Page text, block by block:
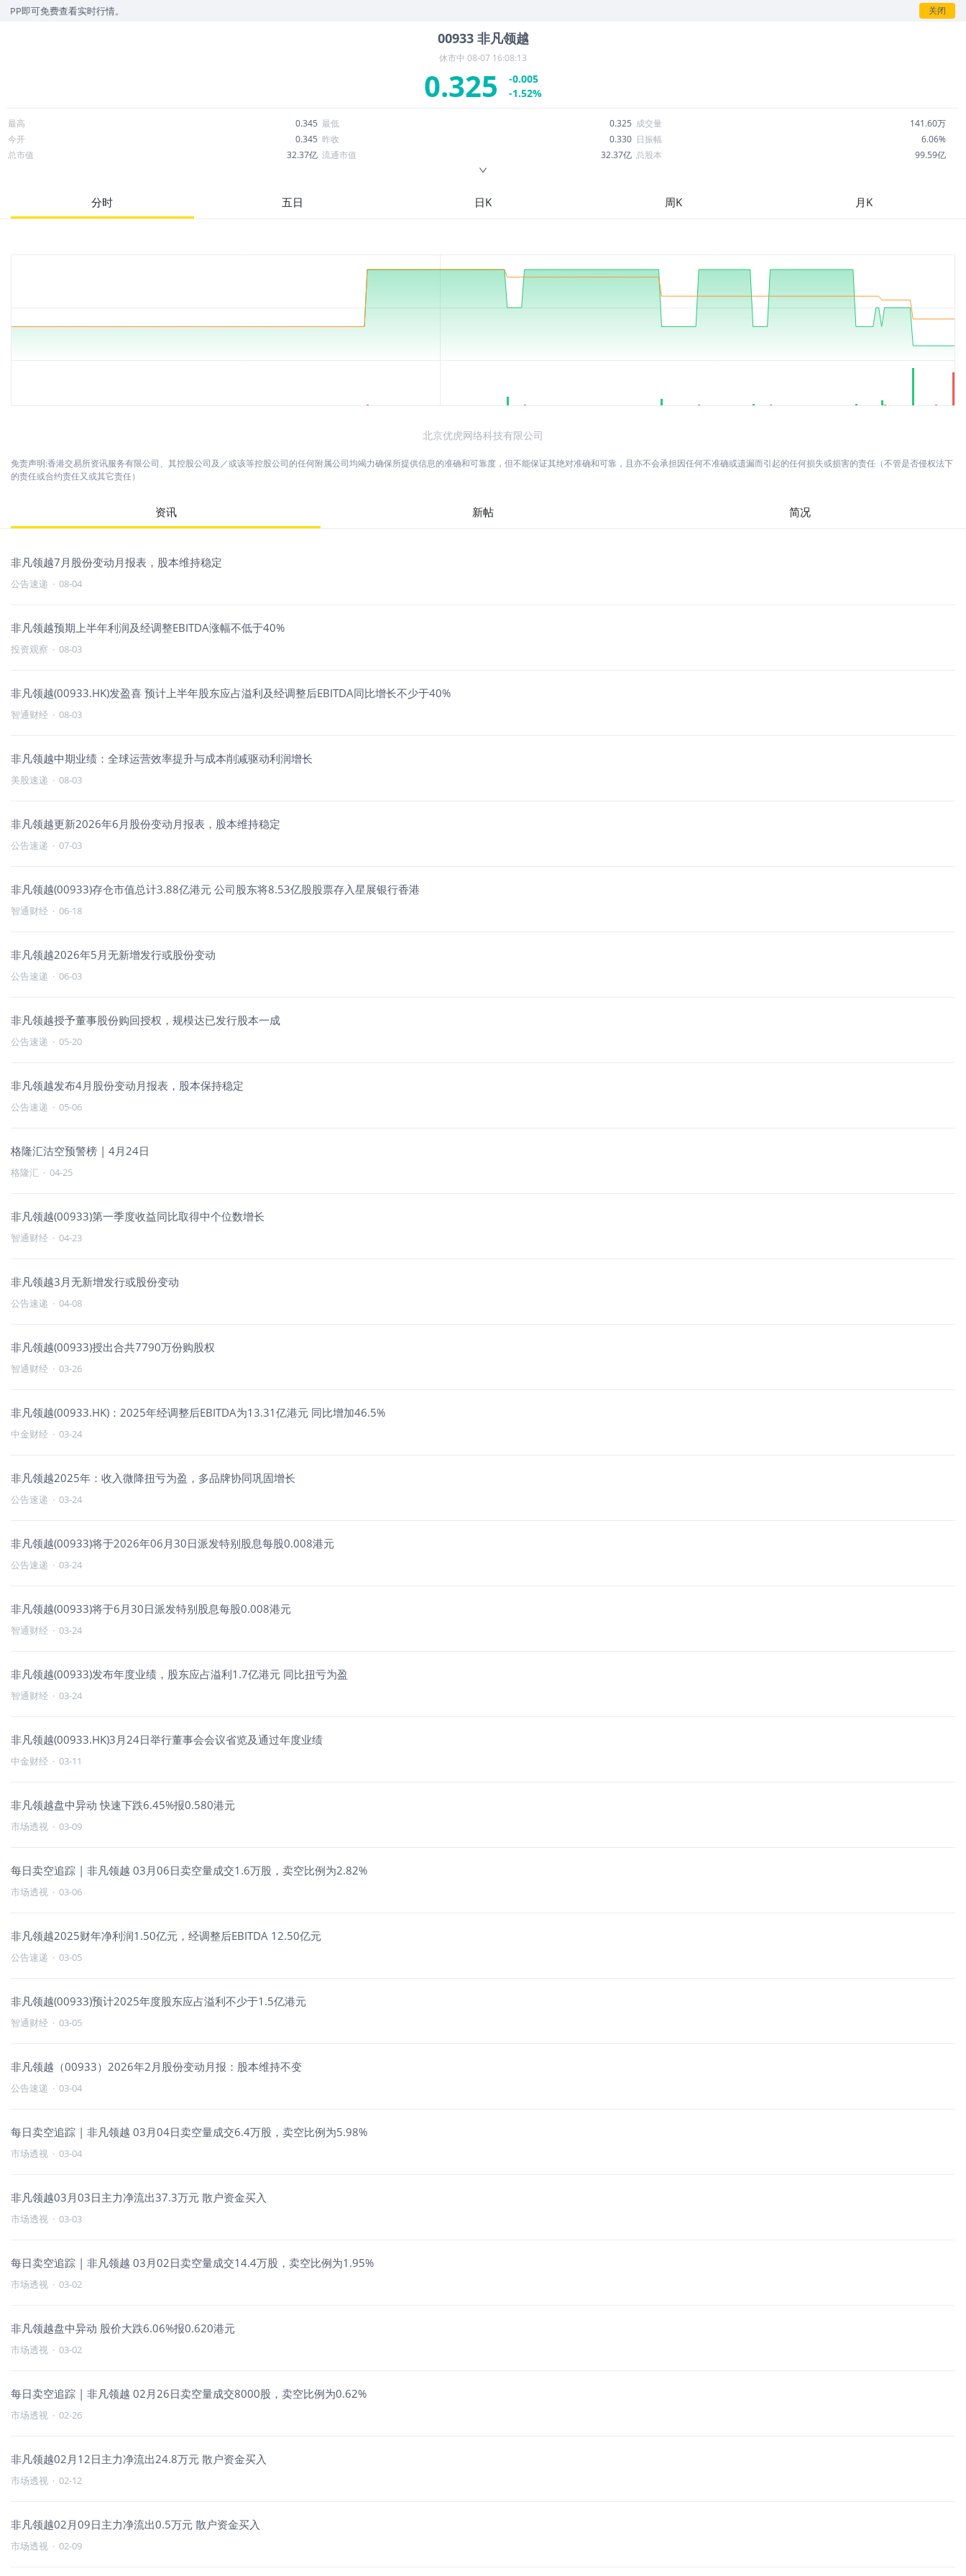
看实时行情。 关闭
00933 非凡领越
休市中 08-07 16:08:13
0.325
-0.005
-1.52%
最高 0.345 最低 0.325 成交量
141.60万
今开
0.345 昨收 0.330 日振幅
6.06%
总市值
32.37亿 流通市值 32.37亿 总股本
99.59亿
0.747
股息
分时 五日 日K 周K 月K
北京优虎网络科技有限公司
免责声明:香港交易所资讯服务有限公司、其控股公司及／或该等控股公司的任何附属公司均竭力确保所提供信息的准确和可靠度，但不能保证其绝对准确和可靠，且亦不会承担因任何不准确或遗漏而引起的任何损失或损害的责任（不管是否侵权法下
的责任或合约责任又或其它责任）
资讯 新帖 简况
非凡领越7月股份变动月报表，股本维持稳定
公告速递 · 08-04
非凡领越预期上半年利润及经调整EBITDA涨幅不低于40%
投资观察 · 08-03
非凡领越(00933.HK)发盈喜 预计上半年股东应占溢利及经调整后EBITDA同比增长不少于40%
智通财经 · 08-03
非凡领越中期业绩：全球运营效率提升与成本削减驱动利润增长
美股速递 · 08-03
非凡领越更新2026年6月股份变动月报表，股本维持稳定
公告速递 · 07-03
非凡领越(00933)存仓市值总计3.88亿港元 公司股东将8.53亿股股票存入星展银行香港
智通财经 · 06-18
非凡领越2026年5月无新增发行或股份变动
公告速递 · 06-03
非凡领越授予董事股份购回授权，规模达已发行股本一成
公告速递 · 05-20
非凡领越发布4月股份变动月报表，股本保持稳定
公告速递 · 05-06
格隆汇沽空预警榜 | 4月24日
格隆汇 · 04-25
非凡领越(00933)第一季度收益同比取得中个位数增长
智通财经 · 04-23
非凡领越3月无新增发行或股份变动
公告速递 · 04-08
非凡领越(00933)授出合共7790万份购股权
智通财经 · 03-26
非凡领越(00933.HK)：2025年经调整后EBITDA为13.31亿港元 同比增加46.5%
中金财经 · 03-24
非凡领越2025年：收入微降扭亏为盈，多品牌协同巩固增长
公告速递 · 03-24
非凡领越(00933)将于2026年06月30日派发特别股息每股0.008港元
公告速递 · 03-24
非凡领越(00933)将于6月30日派发特别股息每股0.008港元
智通财经 · 03-24
非凡领越(00933)发布年度业绩，股东应占溢利1.7亿港元 同比扭亏为盈
智通财经 · 03-24
非凡领越(00933.HK)3月24日举行董事会会议省览及通过年度业绩
中金财经 · 03-11
非凡领越盘中异动 快速下跌6.45%报0.580港元
市场透视 · 03-09
每日卖空追踪 | 非凡领越 03月06日卖空量成交1.6万股，卖空比例为2.82%
市场透视 · 03-06
非凡领越2025财年净利润1.50亿元，经调整后EBITDA 12.50亿元
公告速递 · 03-05
非凡领越(00933)预计2025年度股东应占溢利不少于1.5亿港元
智通财经 · 03-05
非凡领越（00933）2026年2月股份变动月报：股本维持不变
公告速递 · 03-04
每日卖空追踪 | 非凡领越 03月04日卖空量成交6.4万股，卖空比例为5.98%
市场透视 · 03-04
非凡领越03月03日主力净流出37.3万元 散户资金买入
市场透视 · 03-03
每日卖空追踪 | 非凡领越 03月02日卖空量成交14.4万股，卖空比例为1.95%
市场透视 · 03-02
非凡领越盘中异动 股价大跌6.06%报0.620港元
市场透视 · 03-02
每日卖空追踪 | 非凡领越 02月26日卖空量成交8000股，卖空比例为0.62%
市场透视 · 02-26
非凡领越02月12日主力净流出24.8万元 散户资金买入
市场透视 · 02-12
非凡领越02月09日主力净流出0.5万元 散户资金买入
市场透视 · 02-09